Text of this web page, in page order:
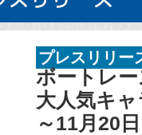
プレスリリー
ボートレ
大人気キ
～11月20